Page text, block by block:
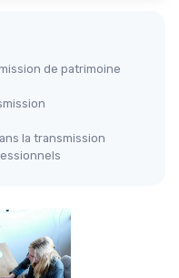
de patrimoine
la transmission